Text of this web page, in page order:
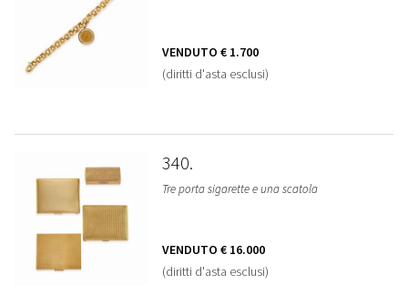
VENDUTO € 1.700
(diritti d'asta esclusi)
340
Tre porta sigarette e una scatola
VENDUTO € 16.000
(diritti d'asta esclusi)